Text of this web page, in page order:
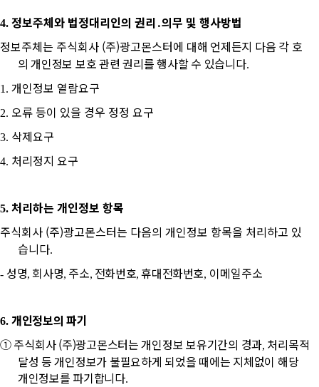
4. 정보주체와 법정대리인의 권리․의무 및 행사방법
정보주체는 주식회사 (주)광고몬스터에 대해 언제든지 다음 각 호
의 개인정보 보호 관련 권리를 행사할 수 있습니다.
1. 개인정보 열람요구
2. 오류 등이 있을 경우 정정 요구
3. 삭제요구
4. 처리정지 요구
5. 처리하는 개인정보 항목
주식회사 (주)광고몬스터는 다음의 개인정보 항목을 처리하고 있
습니다.
- 성명, 회사명, 주소, 전화번호,휴대전화번호, 이메일주소
6. 개인정보의 파기
①주식회사 (주)광고몬스터는 개인정보 보유기간의 경과, 처리목적
달성 등 개인정보가 불필요하게 되었을 때에는 지체없이 해당
개인정보를 파기합니다.